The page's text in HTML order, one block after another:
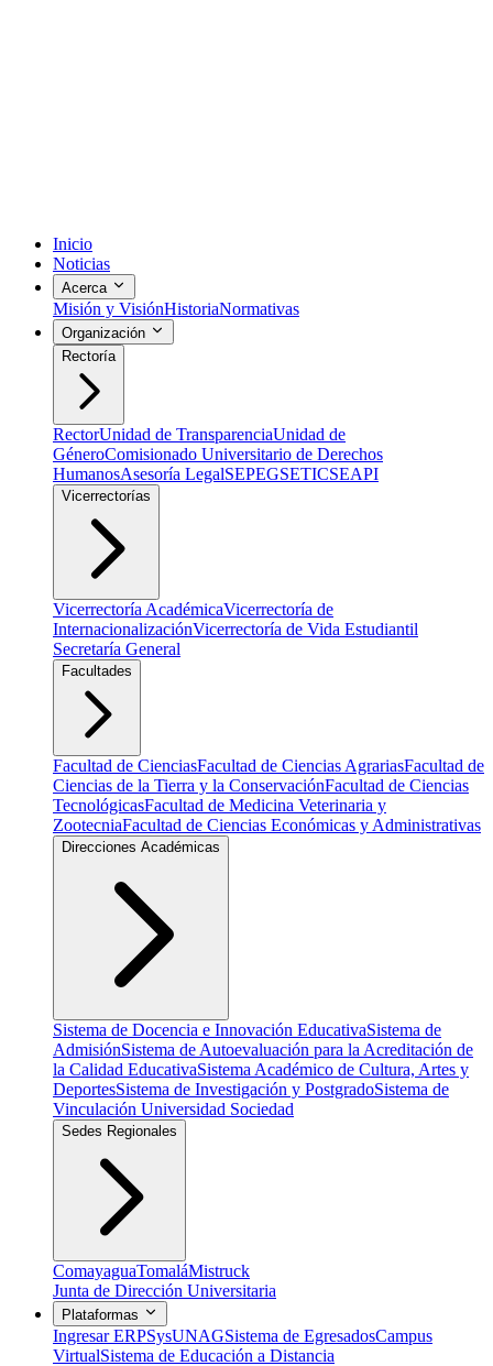
Inicio
Noticias
Acerca
Misión y VisiónHistoriaNormativas
Organización
Rectoría
RectorUnidad de TransparenciaUnidad de
GéneroComisionado Universitario de Derechos
HumanosAsesoría LegalSEPEGSETICSEAPI
Vicerrectorías
Vicerrectoría AcadémicaVicerrectoría de
InternacionalizaciónVicerrectoría de Vida Estudiantil
Secretaría General
Facultades
Facultad de CienciasFacultad de Ciencias AgrariasFacultad de
Ciencias de la Tierra y la ConservaciónFacultad de Ciencias
TecnológicasFacultad de Medicina Veterinaria y
ZootecniaFacultad de Ciencias Económicas y Administrativas
Direcciones Académicas
Sistema de Docencia e Innovación EducativaSistema de
AdmisiónSistema de Autoevaluación para la Acreditación de
la Calidad EducativaSistema Académico de Cultura, Artes y
DeportesSistema de Investigación y PostgradoSistema de
Vinculación Universidad Sociedad
Sedes Regionales
ComayaguaTomaláMistruck
Junta de Dirección Universitaria
Plataformas
Ingresar ERPSysUNAGSistema de EgresadosCampus
VirtualSistema de Educación a Distancia